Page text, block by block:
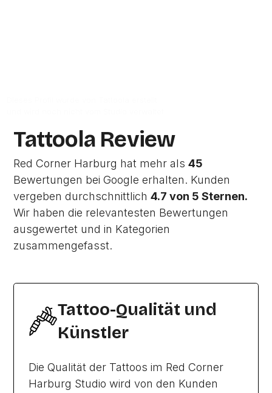
Tattoola Review
Red Corner Harburg hat mehr als45
Bewertungen bei Google erhalten. Kunden
vergeben durchschnittlich4.7 von 5 Sternen.
Wir haben die relevantesten Bewertungen
ausgewertet und in Kategorien
zusammengefasst.
Tattoo-Qualität und
Künstler
Die Qualität der Tattoos im Red Corner
Harburg Studio wird von den Kunden